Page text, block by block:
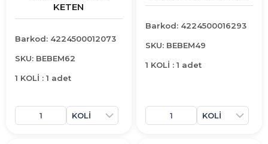
KETEN
Barkod: 4224500012073
SKU: BEBEM62
1 KOLİ : 1 adet
Barkod: 4224500016293
SKU: BEBEM49
1 KOLİ : 1 adet